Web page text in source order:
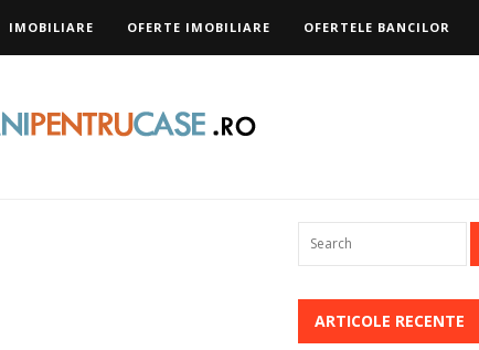
IMOBILIARE OFERTE IMOBILIARE OFERTELE BANCILOR
ARTICOLE RECENTE